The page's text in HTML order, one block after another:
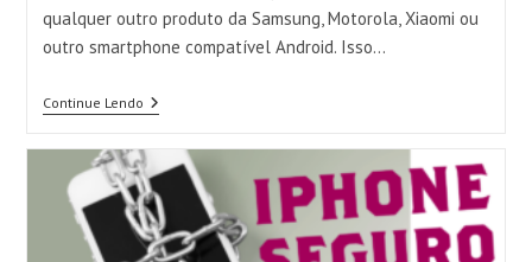
qualquer outro produto da Samsung, Motorola, Xiaomi ou
outro smartphone compatível Android. Isso…
Continue LendoUsando
A
Do
Celular
Android
E
Protegendo
Os